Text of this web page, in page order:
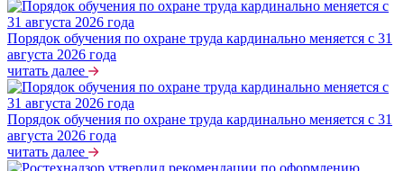
Порядок обучения по охране труда кардинально меняется с 31
августа 2026 года
читать далее
Порядок обучения по охране труда кардинально меняется с 31
августа 2026 года
читать далее